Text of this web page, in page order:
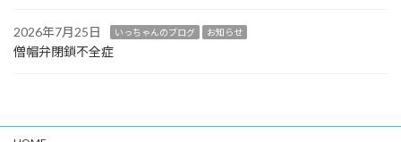
2026年7月25日 いっちゃんのブログ お知らせ
僧帽弁閉鎖不全症